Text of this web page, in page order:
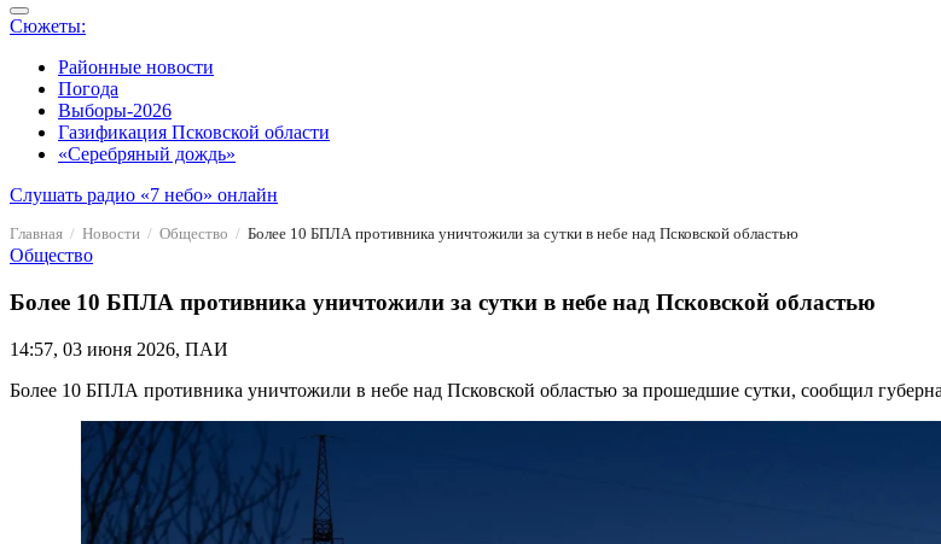
Сюжеты:
Районные новости
Погода
Выборы-2026
Газификация Псковской области
«Серебряный дождь»
Слушать радио «7 небо» онлайн
Главная Новости Общество Более 10 БПЛА противника уничтожили за сутки в небе над Псковской областью
Общество
Более 10 БПЛА противника уничтожили за сутки в небе над Псковской областью
14:57, 03 июня 2026, ПАИ
Более 10 БПЛА противника уничтожили в небе над Псковской областью за прошедшие сутки, сообщил